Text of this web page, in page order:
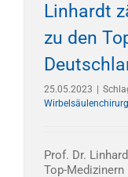
Linhardt
zu den
25.05.2023
Prof. Dr.
Top-